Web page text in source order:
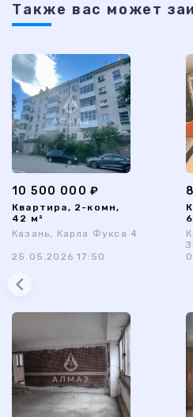
Также ваc может
10 500 000 ₽
Квартира, 2-комн,
42 м²
Казань, Карла Фукса 4
25.05.2026 17:50